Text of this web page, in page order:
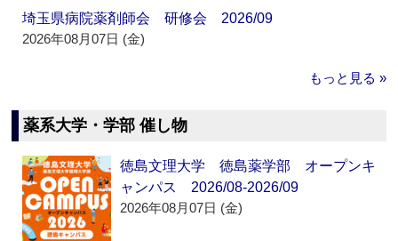
埼玉県病院薬剤師会 研修会 2026/09
2026年08月07日 (金)
もっと見る »
薬系大学・学部 催し物
徳島文理大学 徳島薬学部 オープンキ
ャンパス 2026/08-2026/09
2026年08月07日 (金)